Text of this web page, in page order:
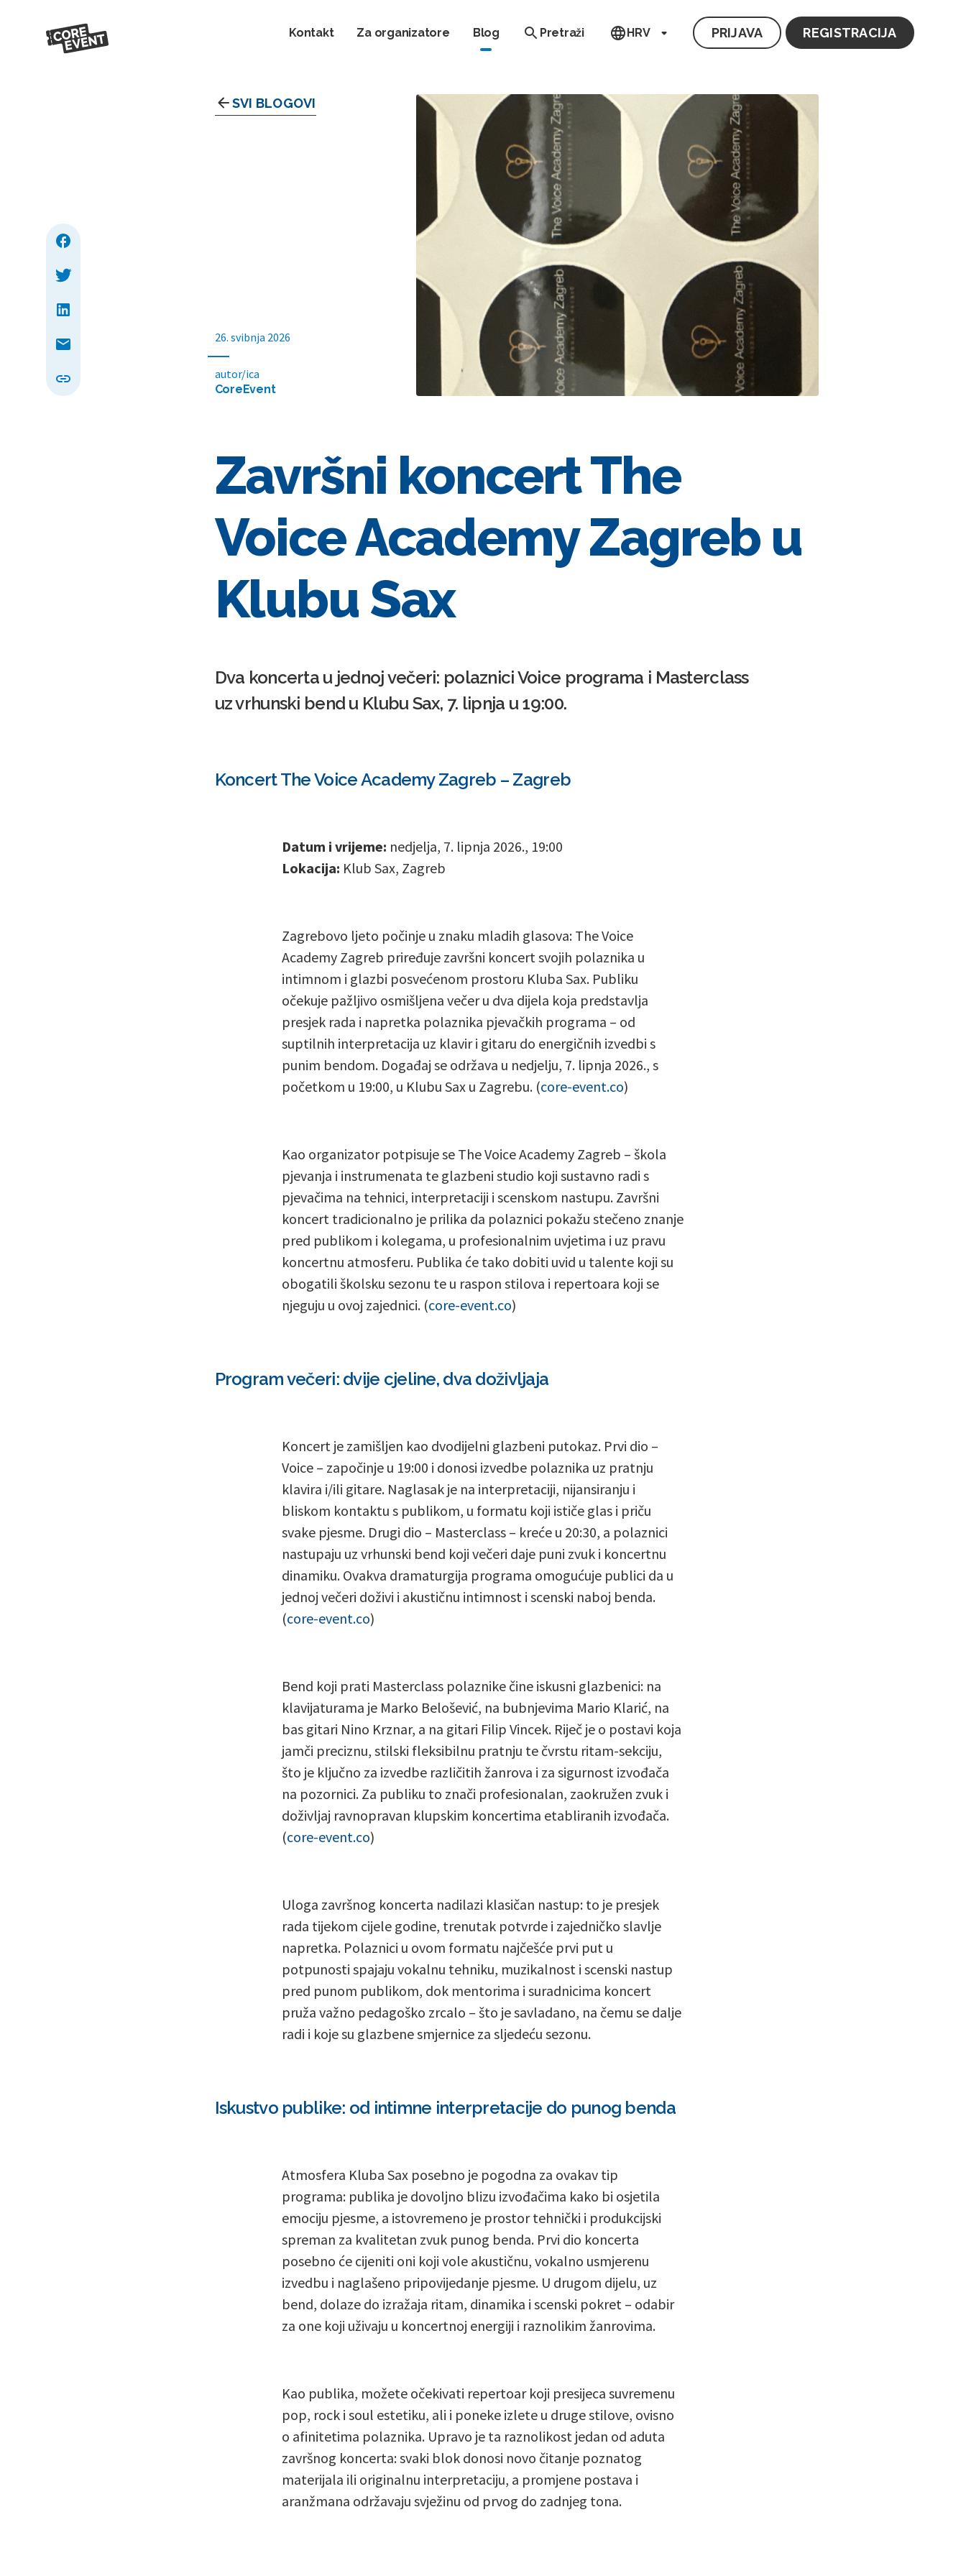
Kontakt Za organizatore Blog Pretraži HRV PRIJAVA REGISTRACIJA
SVI BLOGOVI
26. svibnja 2026
autor/ica
CoreEvent
Završni koncert The
Voice Academy Zagreb u
Klubu Sax
Dva koncerta u jednoj večeri: polaznici Voice programa i Masterclass
uz vrhunski bend u Klubu Sax, 7. lipnja u 19:00.
Koncert The Voice Academy Zagreb – Zagreb
Datum i vrijeme: nedjelja, 7. lipnja 2026., 19:00
Lokacija: Klub Sax, Zagreb
Zagrebovo ljeto počinje u znaku mladih glasova: The Voice
Academy Zagreb priređuje završni koncert svojih polaznika u
intimnom i glazbi posvećenom prostoru Kluba Sax. Publiku
očekuje pažljivo osmišljena večer u dva dijela koja predstavlja
presjek rada i napretka polaznika pjevačkih programa – od
suptilnih interpretacija uz klavir i gitaru do energičnih izvedbi s
punim bendom. Događaj se održava u nedjelju, 7. lipnja 2026., s
početkom u 19:00, u Klubu Sax u Zagrebu. (core-event.co)
Kao organizator potpisuje se The Voice Academy Zagreb – škola
pjevanja i instrumenata te glazbeni studio koji sustavno radi s
pjevačima na tehnici, interpretaciji i scenskom nastupu. Završni
koncert tradicionalno je prilika da polaznici pokažu stečeno znanje
pred publikom i kolegama, u profesionalnim uvjetima i uz pravu
koncertnu atmosferu. Publika će tako dobiti uvid u talente koji su
obogatili školsku sezonu te u raspon stilova i repertoara koji se
njeguju u ovoj zajednici. (core-event.co)
Program večeri: dvije cjeline, dva doživljaja
Koncert je zamišljen kao dvodijelni glazbeni putokaz. Prvi dio –
Voice – započinje u 19:00 i donosi izvedbe polaznika uz pratnju
klavira i/ili gitare. Naglasak je na interpretaciji, nijansiranju i
bliskom kontaktu s publikom, u formatu koji ističe glas i priču
svake pjesme. Drugi dio – Masterclass – kreće u 20:30, a polaznici
nastupaju uz vrhunski bend koji večeri daje puni zvuk i koncertnu
dinamiku. Ovakva dramaturgija programa omogućuje publici da u
jednoj večeri doživi i akustičnu intimnost i scenski naboj benda.
(core-event.co)
Bend koji prati Masterclass polaznike čine iskusni glazbenici: na
klavijaturama je Marko Belošević, na bubnjevima Mario Klarić, na
bas gitari Nino Krznar, a na gitari Filip Vincek. Riječ je o postavi koja
jamči preciznu, stilski fleksibilnu pratnju te čvrstu ritam-sekciju,
što je ključno za izvedbe različitih žanrova i za sigurnost izvođača
na pozornici. Za publiku to znači profesionalan, zaokružen zvuk i
doživljaj ravnopravan klupskim koncertima etabliranih izvođača.
(core-event.co)
Uloga završnog koncerta nadilazi klasičan nastup: to je presjek
rada tijekom cijele godine, trenutak potvrde i zajedničko slavlje
napretka. Polaznici u ovom formatu najčešće prvi put u
potpunosti spajaju vokalnu tehniku, muzikalnost i scenski nastup
pred punom publikom, dok mentorima i suradnicima koncert
pruža važno pedagoško zrcalo – što je savladano, na čemu se dalje
radi i koje su glazbene smjernice za sljedeću sezonu.
Iskustvo publike: od intimne interpretacije do punog benda
Atmosfera Kluba Sax posebno je pogodna za ovakav tip
programa: publika je dovoljno blizu izvođačima kako bi osjetila
emociju pjesme, a istovremeno je prostor tehnički i produkcijski
spreman za kvalitetan zvuk punog benda. Prvi dio koncerta
posebno će cijeniti oni koji vole akustičnu, vokalno usmjerenu
izvedbu i naglašeno pripovijedanje pjesme. U drugom dijelu, uz
bend, dolaze do izražaja ritam, dinamika i scenski pokret – odabir
za one koji uživaju u koncertnoj energiji i raznolikim žanrovima.
Kao publika, možete očekivati repertoar koji presijeca suvremenu
pop, rock i soul estetiku, ali i poneke izlete u druge stilove, ovisno
o afinitetima polaznika. Upravo je ta raznolikost jedan od aduta
završnog koncerta: svaki blok donosi novo čitanje poznatog
materijala ili originalnu interpretaciju, a promjene postava i
aranžmana održavaju svježinu od prvog do zadnjeg tona.